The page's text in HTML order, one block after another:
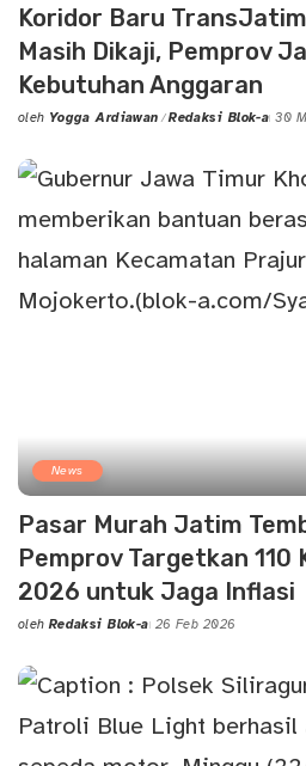
Koridor Baru
Masih Dikaji, Pemprov
Kebutuhan Anggaran
Posted
oleh Yogga Ardiawan Redaksi Blok-a 30
News
Pasar Murah Jatim
Pemprov Targetkan 110
2026 untuk Jaga Inflasi
Posted
oleh Redaksi Blok-a 26 Feb 2026